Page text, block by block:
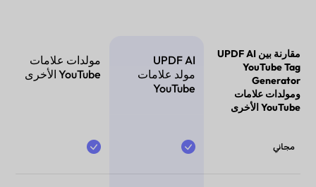
مقارنة بين UPDF AI
YouTube Tag
Generator
ومولدات علامات
YouTube الأخرى
UPDF AI
مولد علامات
YouTube
مولدات علامات
YouTube الأخرى
مجاني